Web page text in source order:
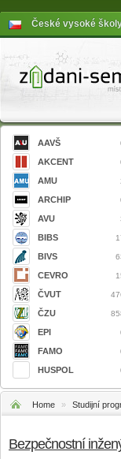
České vysoké
AAVŠ
AKCENT
AMU
ARCHIP
AVU
BIBS
BIVS
CEVRO
ČVUT
ČZU
EPI
FAMO
HUSPOL
Home » Studijní
Bezpečnostní